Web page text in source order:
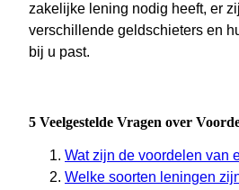
zakelijke lening nodig heeft, er
verschillende geldschieters en
bij u past.
5 Veelgestelde Vragen over
Wat zijn de voordelen van
Welke soorten leningen